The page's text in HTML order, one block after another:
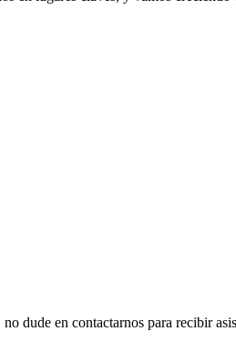
dude en contactarnos para recibir